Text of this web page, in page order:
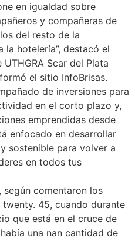
en igualdad sobre
y compañeras de
del resto de la
la hotelería”, destacó el
Scar del Plata
el sitio InfoBrisas.
de inversiones para
en el corto plazo y,
emprendidas desde
enfocado en desarrollar
sostenible para volver a
en todos tus
comentaron los
45, cuando durante
que está en el cruce de
una nan cantidad de